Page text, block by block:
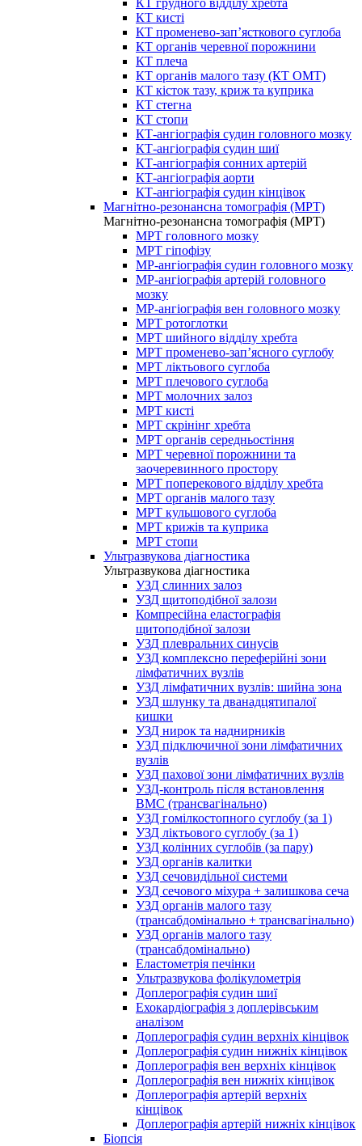
КТ грудного відділу хребта
КТ кисті
КТ променево-зап’ясткового суглоба
КТ органів черевної порожнини
КТ плеча
КТ органів малого тазу (КТ ОМТ)
КТ кісток тазу, криж та куприка
КТ стегна
КТ стопи
КТ-ангіографія судин головного мозку
КТ-ангіографія судин шиї
КТ-ангіографія сонних артерій
КТ-ангіографія аорти
КТ-ангіографія судин кінцівок
Магнітно-резонансна томографія (МРТ)
Магнітно-резонансна томографія (МРТ)
МРТ головного мозку
МРТ гіпофізу
МР-ангіографія судин головного мозку
МР-ангіографія артерій головного
мозку
МР-ангіографія вен головного мозку
МРТ ротоглотки
МРТ шийного відділу хребта
МРТ променево-зап’ясного суглобу
МРТ ліктьового суглоба
МРТ плечового суглоба
МРТ молочних залоз
МРТ кисті
МРТ скрінінг хребта
МРТ органів середньостіння
МРТ черевної порожнини та
заочеревинного простору
МРТ поперекового відділу хребта
МРТ органів малого тазу
МРТ кульшового суглоба
МРТ крижів та куприка
МРТ стопи
Ультразвукова діагностика
Ультразвукова діагностика
УЗД слинних залоз
УЗД щитоподібної залози
Компресійна еластографія
щитоподібної залози
УЗД плевральних синусів
УЗД комплексно переферійні зони
лімфатичних вузлів
УЗД лімфатичних вузлів: шийна зона
УЗД шлунку та дванадцятипалої
кишки
УЗД нирок та наднирників
УЗД підключичної зони лімфатичних
вузлів
УЗД пахової зони лімфатичних вузлів
УЗД-контроль після встановлення
ВМС (трансвагінально)
УЗД гомілкостопного суглобу (за 1)
УЗД ліктьового суглобу (за 1)
УЗД колінних суглобів (за пару)
УЗД органів калитки
УЗД сечовидільної системи
УЗД сечового міхура + залишкова сеча
УЗД органів малого тазу
(трансабдомінально + трансвагінально)
УЗД органів малого тазу
(трансабдомінально)
Еластометрія печінки
Ультразвукова фолікулометрія
Доплерографія судин шиї
Ехокардіографія з доплерівським
аналізом
Доплерографія судин верхніх кінцівок
Доплерографія судин нижніх кінцівок
Доплерографія вен верхніх кінцівок
Доплерографія вен нижніх кінцівок
Доплерографія артерій верхніх
кінцівок
Доплерографія артерій нижніх кінцівок
Біопсія